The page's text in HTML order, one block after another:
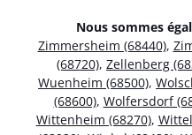
Nous sommes
Zimmersheim (68440),
(68720), Zellenberg
Wuenheim (68500),
(68600), Wolfersdorf
Wittenheim (68270),